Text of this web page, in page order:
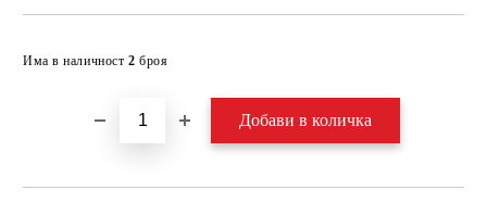
Има в наличност 2 броя